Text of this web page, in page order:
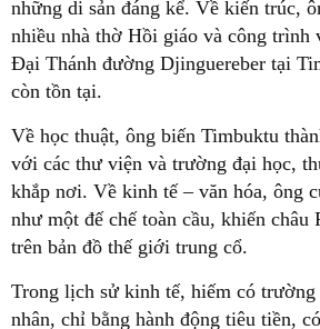
những di sản đáng kể. Về kiến trúc,
nhiều nhà thờ Hồi giáo và công trình
Đại Thánh đường Djinguereber tại
còn tồn tại.
Về học thuật, ông biến Timbuktu
với các thư viện và trường đại học,
khắp nơi. Về kinh tế – văn hóa, ông
như một đế chế toàn cầu, khiến châu
trên bản đồ thế giới trung cổ.
Trong lịch sử kinh tế, hiếm có trường
nhân, chỉ bằng hành động tiêu tiền,